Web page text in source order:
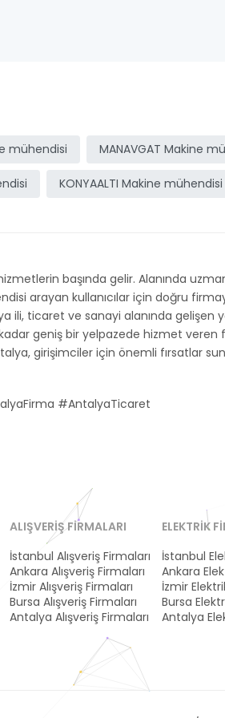
mühendisi MANAVGAT Makine
KONYAALTI Makine mühendisi
başında gelir. Alanında
arayan kullanıcılar için doğru
ticaret ve sanayi alanında gelişen
geniş bir yelpazede hizmet
girişimciler için önemli fırsatlar
#AntalyaTicaret
ALIŞVERIŞ FIRMALARI
İstanbul Alışveriş Firmaları
Ankara Alışveriş Firmaları
İzmir Alışveriş Firmaları
Bursa Alışveriş Firmaları
Antalya Alışveriş Firmaları
ELEKTRIK
İstanbul
Ankara
İzmir
Bursa
Antalya